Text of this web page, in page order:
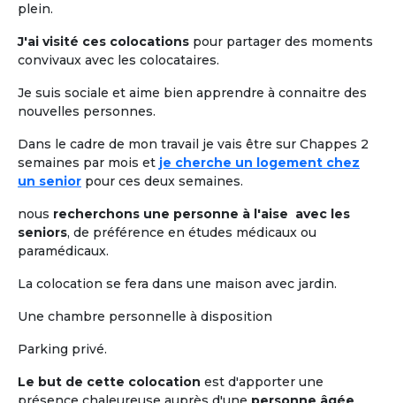
plein.
J'ai visité ces colocations pour partager des moments
convivaux avec les colocataires.
Je suis sociale et aime bien apprendre à connaitre des
nouvelles personnes.
Dans le cadre de mon travail je vais être sur Chappes 2
semaines par mois et je cherche un logement chez
un senior pour ces deux semaines.
nous recherchons une personne à l'aise avec les
seniors, de préférence en études médicaux ou
paramédicaux.
La colocation se fera dans une maison avec jardin.
Une chambre personnelle à disposition
Parking privé.
Le but de cette colocation est d'apporter une